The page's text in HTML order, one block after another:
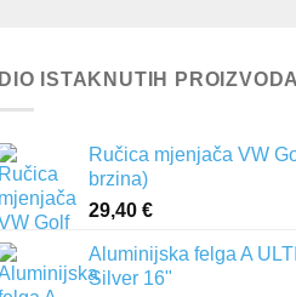
DIO ISTAKNUTIH PROIZVODA
Ručica mjenjača VW
brzina)
29,40 €
Aluminijska felga A
Silver 16"